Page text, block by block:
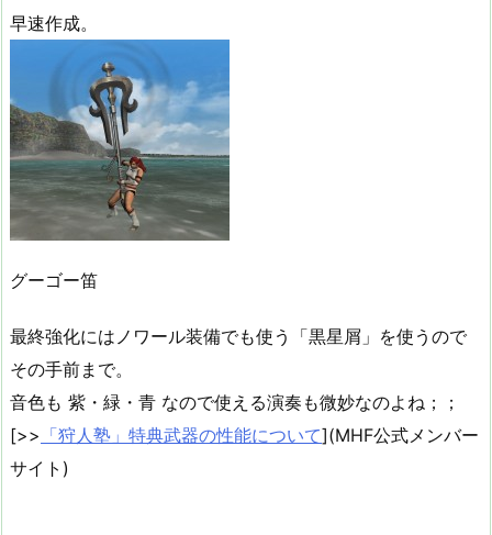
早速作成。
グーゴー笛
最終強化にはノワール装備でも使う「黒星屑」を使うので
その手前まで。
音色も 紫・緑・青 なので使える演奏も微妙なのよね；；
[>> 「狩人塾」特典武器の性能について](MHF公式メンバー
サイト)